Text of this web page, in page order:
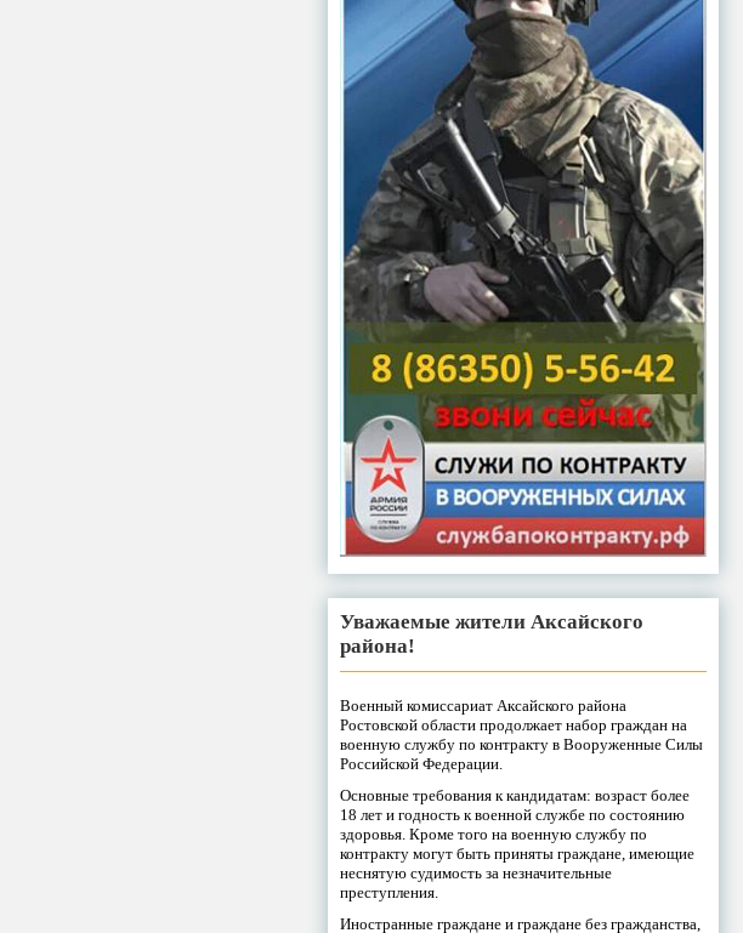
Уважаемые жители Аксайского
района!
Военный комиссариат Аксайского района
Ростовской области продолжает набор граждан на
военную службу по контракту в Вооруженные Силы
Российской Федерации.
Основные требования к кандидатам: возраст более
18 лет и годность к военной службе по состоянию
здоровья. Кроме того на военную службу по
контракту могут быть приняты граждане, имеющие
неснятую судимость за незначительные
преступления.
Иностранные граждане и граждане без гражданства,